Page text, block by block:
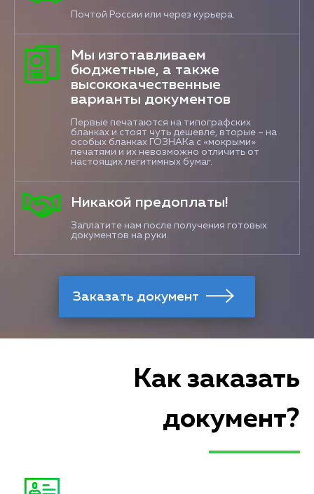
Почтой России или через курьера.
Мы изготавливаем
бюджетные, а также
высококачественные
варианты документов
Первые печатаются на типографских
бланках и стоят чуть дешевле, вторые – на
особых бланках ГОЗНАКа с «мокрыми»
печатями и их невозможно отличить от
настоящих легитимных бумаг.
Никакой предоплаты!
Заплатите нам после получения готовых
документов на руки.
Как заказать
документ?